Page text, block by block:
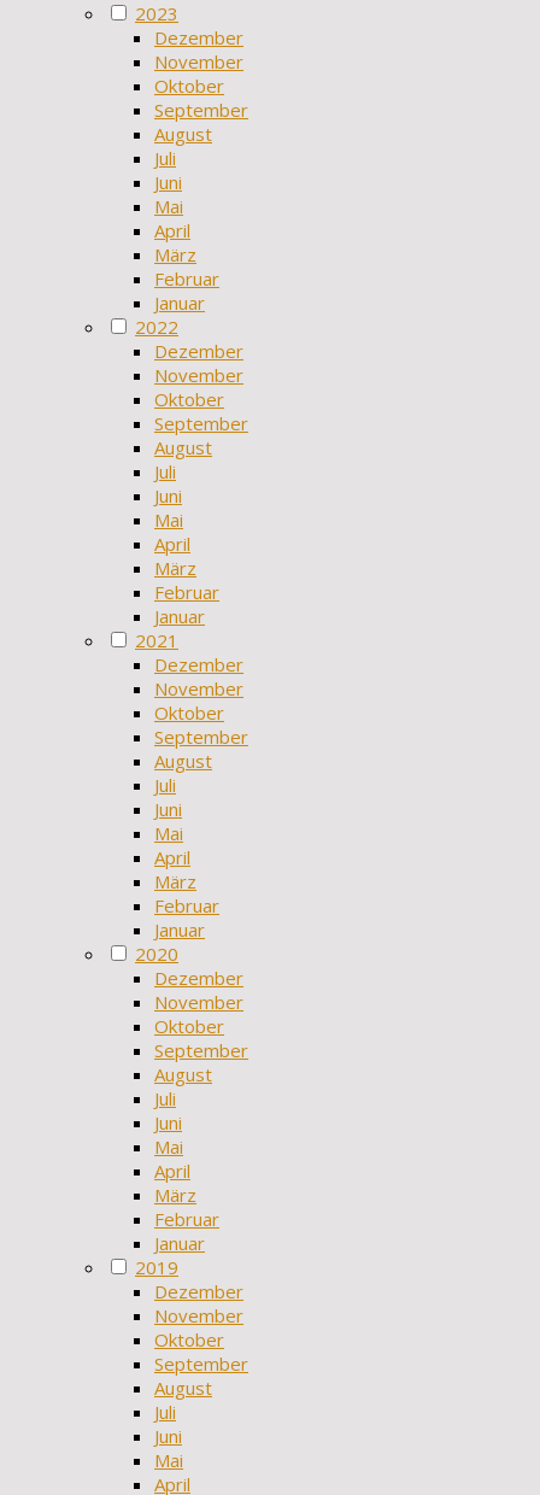
2023
Dezember
November
Oktober
September
August
Juli
Juni
Mai
April
März
Februar
Januar
2022
Dezember
November
Oktober
September
August
Juli
Juni
Mai
April
März
Februar
Januar
2021
Dezember
November
Oktober
September
August
Juli
Juni
Mai
April
März
Februar
Januar
2020
Dezember
November
Oktober
September
August
Juli
Juni
Mai
April
März
Februar
Januar
2019
Dezember
November
Oktober
September
August
Juli
Juni
Mai
April